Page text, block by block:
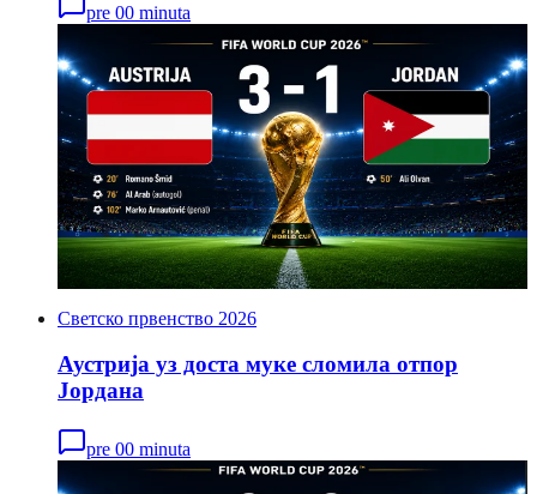
pre 00 minuta
Светско првенство 2026
Аустрија уз доста муке сломила отпор
Јордана
pre 00 minuta